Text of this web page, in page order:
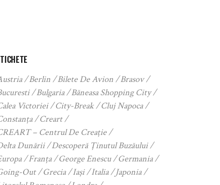
Berlin Bilete De Avion
Brasov
Bulgaria
Băneasa Shopping City
Victoriei
City-Break
Cluj Napoca
Creart
– Centrul De Creație
Dunării
Descoperă Ținutul Buzăului
Franța George Enescu
Germania
Out
Grecia Iași Italia
Japonia